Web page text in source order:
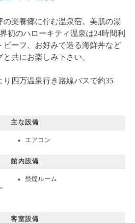
の楽養郷に佇む温泉宿。美肌の湯
初のハローキティ温泉は24時間利
ビーフ、お好みで造る海鮮丼など
共にお楽しみ下さい。
り四万温泉行き路線バスで約35
主な設備
エアコン
館内設備
禁煙ルーム
客室設備